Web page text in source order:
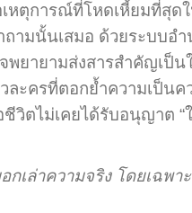
เหตุการณ์ที่โหดเหี้ยมที่สุด
ามนั้นเสมอ ด้วยระบบอำ
พยายามส่งสารสำคัญเป็น
ละครที่ตอกย้ำความเป็น
วิตไม่เคยได้รับอนุญาต “
เล่าความจริง โดยเฉพา